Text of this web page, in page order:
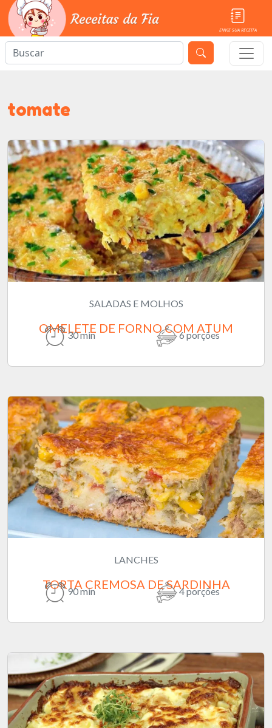
ENVIE SUA RECEITA
tomate
SALADAS E MOLHOS
OMELETE DE FORNO COM ATUM
30 min 6 porções
LANCHES
TORTA CREMOSA DE SARDINHA
90 min 4 porções